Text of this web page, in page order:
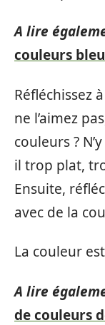
A lire
couleurs
Réfléchissez
ne l’aimez
couleurs ?
il trop plat,
Ensuite,
avec de la
La couleur
A lire
de couleurs